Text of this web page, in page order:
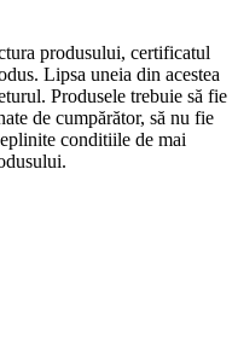
produsului, certificatul
Lipsa uneia din acestea
Produsele trebuie să fie
de cumpărător, să nu fie
conditiile de mai